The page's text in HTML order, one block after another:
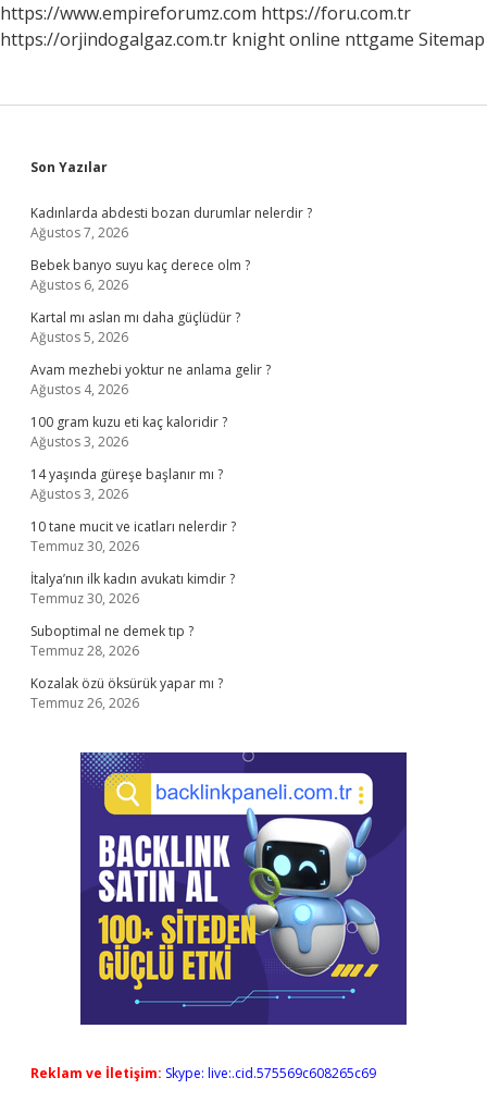
https://www.empireforumz.com https://foru.com.tr
https://orjindogalgaz.com.tr knight online nttgame Sitemap
Sidebar
Son Yazılar
Kadınlarda abdesti bozan durumlar nelerdir ?
Ağustos 7, 2026
Bebek banyo suyu kaç derece olm ?
Ağustos 6, 2026
Kartal mı aslan mı daha güçlüdür ?
Ağustos 5, 2026
Avam mezhebi yoktur ne anlama gelir ?
Ağustos 4, 2026
100 gram kuzu eti kaç kaloridir ?
Ağustos 3, 2026
14 yaşında güreşe başlanır mı ?
Ağustos 3, 2026
10 tane mucit ve icatları nelerdir ?
Temmuz 30, 2026
İtalya’nın ilk kadın avukatı kimdir ?
Temmuz 30, 2026
Suboptimal ne demek tıp ?
Temmuz 28, 2026
Kozalak özü öksürük yapar mı ?
Temmuz 26, 2026
Reklam ve İletişim: Skype: live:.cid.575569c608265c69